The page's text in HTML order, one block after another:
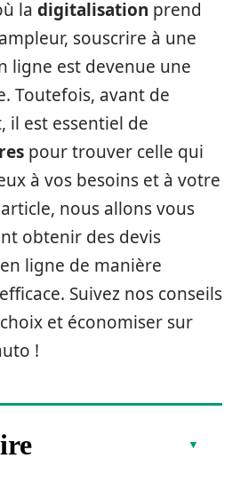
la digitalisation prend
souscrire à une
ligne est devenue une
Toutefois, avant de
il est essentiel de
pour trouver celle qui
à vos besoins et à votre
nous allons vous
obtenir des devis
ligne de manière
Suivez nos conseils
et économiser sur
!